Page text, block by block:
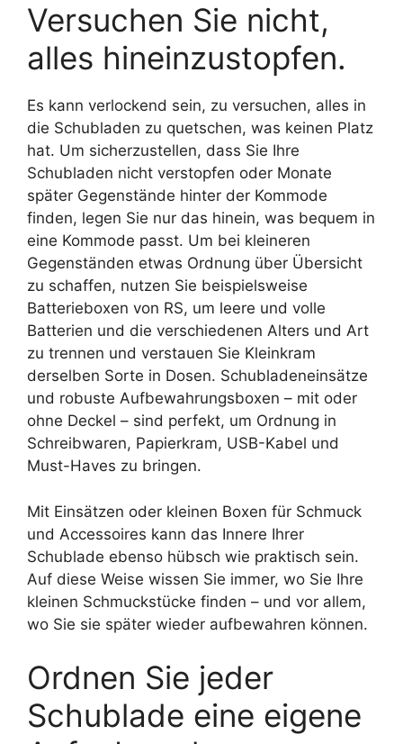
Versuchen Sie nicht,
alles hineinzustopfen.
Es kann verlockend sein, zu versuchen, alles in
die Schubladen zu quetschen, was keinen Platz
hat. Um sicherzustellen, dass Sie Ihre
Schubladen nicht verstopfen oder Monate
später Gegenstände hinter der Kommode
finden, legen Sie nur das hinein, was bequem in
eine Kommode passt. Um bei kleineren
Gegenständen etwas Ordnung über Übersicht
zu schaffen, nutzen Sie beispielsweise
Batterieboxen von RS, um leere und volle
Batterien und die verschiedenen Alters und Art
zu trennen und verstauen Sie Kleinkram
derselben Sorte in Dosen. Schubladeneinsätze
und robuste Aufbewahrungsboxen – mit oder
ohne Deckel – sind perfekt, um Ordnung in
Schreibwaren, Papierkram, USB-Kabel und
Must-Haves zu bringen.
Mit Einsätzen oder kleinen Boxen für Schmuck
und Accessoires kann das Innere Ihrer
Schublade ebenso hübsch wie praktisch sein.
Auf diese Weise wissen Sie immer, wo Sie Ihre
kleinen Schmuckstücke finden – und vor allem,
wo Sie sie später wieder aufbewahren können.
Ordnen Sie jeder
Schublade eine eigene